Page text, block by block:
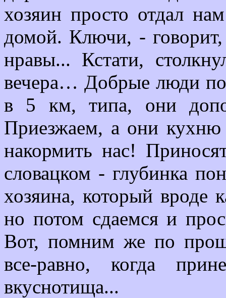
хозяин просто отдал
домой. Ключи, -
нравы... Кстати,
вечера… Добрые люди
в 5 км, типа, они
Приезжаем, а они кухню
накормить нас!
словацком - глубинка
хозяина, который вроде
но потом сдаемся и
Вот, помним же по
все-равно, когда
вкуснотища...